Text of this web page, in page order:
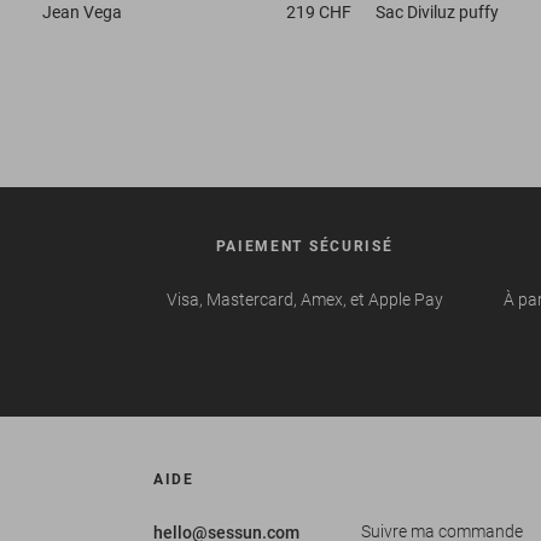
Jean Vega 219 CHF Sac Diviluz puffy
PAIEMENT SÉCURISÉ
Visa, Mastercard, Amex, et Apple Pay À
AIDE
hello@sessun.com Suivre ma commande